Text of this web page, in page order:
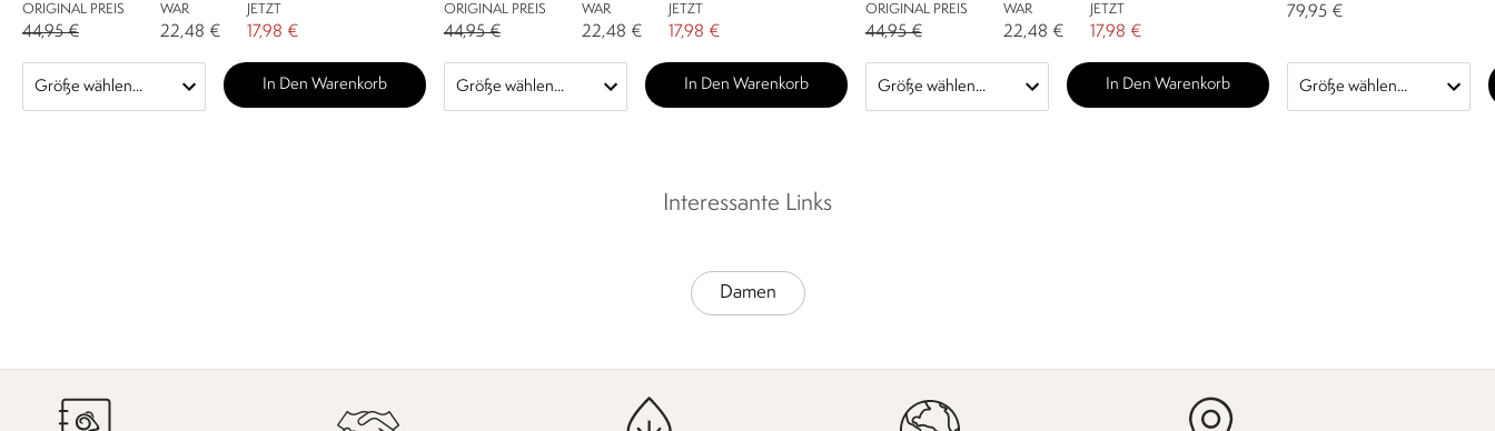
ORIGINAL PREIS
44,95 €
WAR
22,48 €
JETZT
17,98 €
In Den Warenkorb
ORIGINAL PREIS
44,95 €
WAR
22,48 €
JETZT
17,98 €
In Den Warenkorb
ORIGINAL PREIS
44,95 €
WAR
22,48 €
JETZT
17,98 €
In Den Warenkorb
79,95 €
Interessante Links
Damen